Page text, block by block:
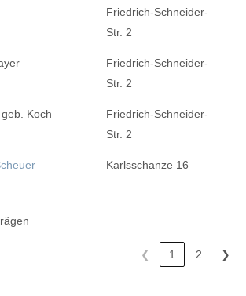
Friedrich-Schneider-
Str. 2
Friedrich-Schneider-
Str. 2
Koch
Friedrich-Schneider-
Str. 2
Karlsschanze 16
❮ 1 2 ❯